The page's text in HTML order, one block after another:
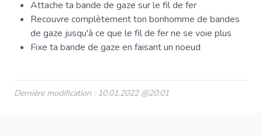
Attache ta bande de gaze sur le fil de fer
Recouvre complètement ton bonhomme de bandes
de gaze jusqu'à ce que le fil de fer ne se voie plus
Fixe ta bande de gaze en faisant un noeud
Dernière modification : 10.01.2022 @20:01